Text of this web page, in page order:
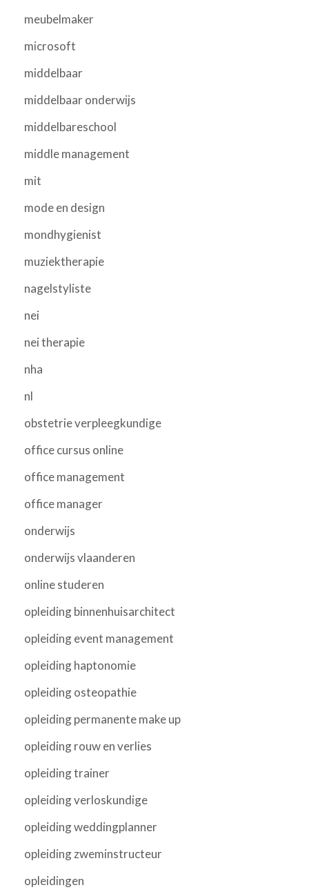
meubelmaker
microsoft
middelbaar
middelbaar onderwijs
middelbareschool
middle management
mit
mode en design
mondhygienist
muziektherapie
nagelstyliste
nei
nei therapie
nha
nl
obstetrie verpleegkundige
office cursus online
office management
office manager
onderwijs
onderwijs vlaanderen
online studeren
opleiding binnenhuisarchitect
opleiding event management
opleiding haptonomie
opleiding osteopathie
opleiding permanente make up
opleiding rouw en verlies
opleiding trainer
opleiding verloskundige
opleiding weddingplanner
opleiding zweminstructeur
opleidingen